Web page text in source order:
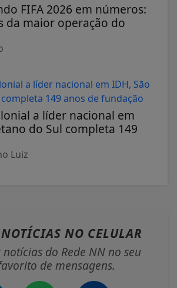
FIFA 2026 em números:
da maior operação do
a líder nacional em
do Sul completa 149
Luiz
NO CELULAR
notícias do Rede NN no seu
de mensagens.